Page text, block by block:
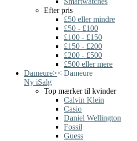
Efter pris
£50 eller mindre
£50 - £100
£100 - £150
£150 - £200
£200 - £500
£500 eller mere
Dameure>< Dameure
Ny iSalg
Top mærker til kvinder
Calvin Klein
Casio
Daniel Wellington
Fossil
Guess